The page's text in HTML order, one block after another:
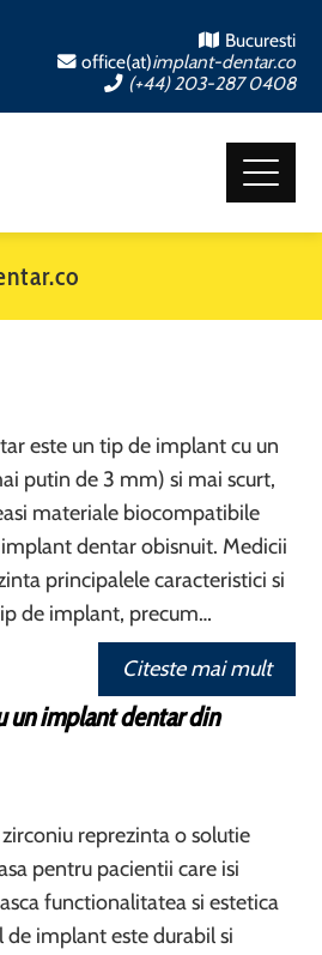
Bucuresti
office(at)implant-dentar.co
(+44) 203-287 0408
este un tip de implant cu un
putin de 3 mm) si mai scurt,
materiale biocompatibile
dentar obisnuit. Medicii
principalele caracteristici si
de implant, precum…
Citeste mai mult
un implant dentar din
reprezinta o solutie
pentru pacientii care isi
functionalitatea si estetica
implant este durabil si